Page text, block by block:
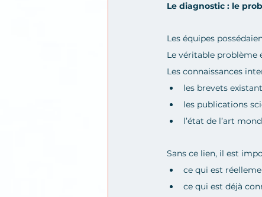
Le diagnostic : le
Les équipes
Le véritable problème
Les connaissances
les brevets
les publications
l’état de l’art
Sans ce lien, il est
ce qui est
ce qui est déjà